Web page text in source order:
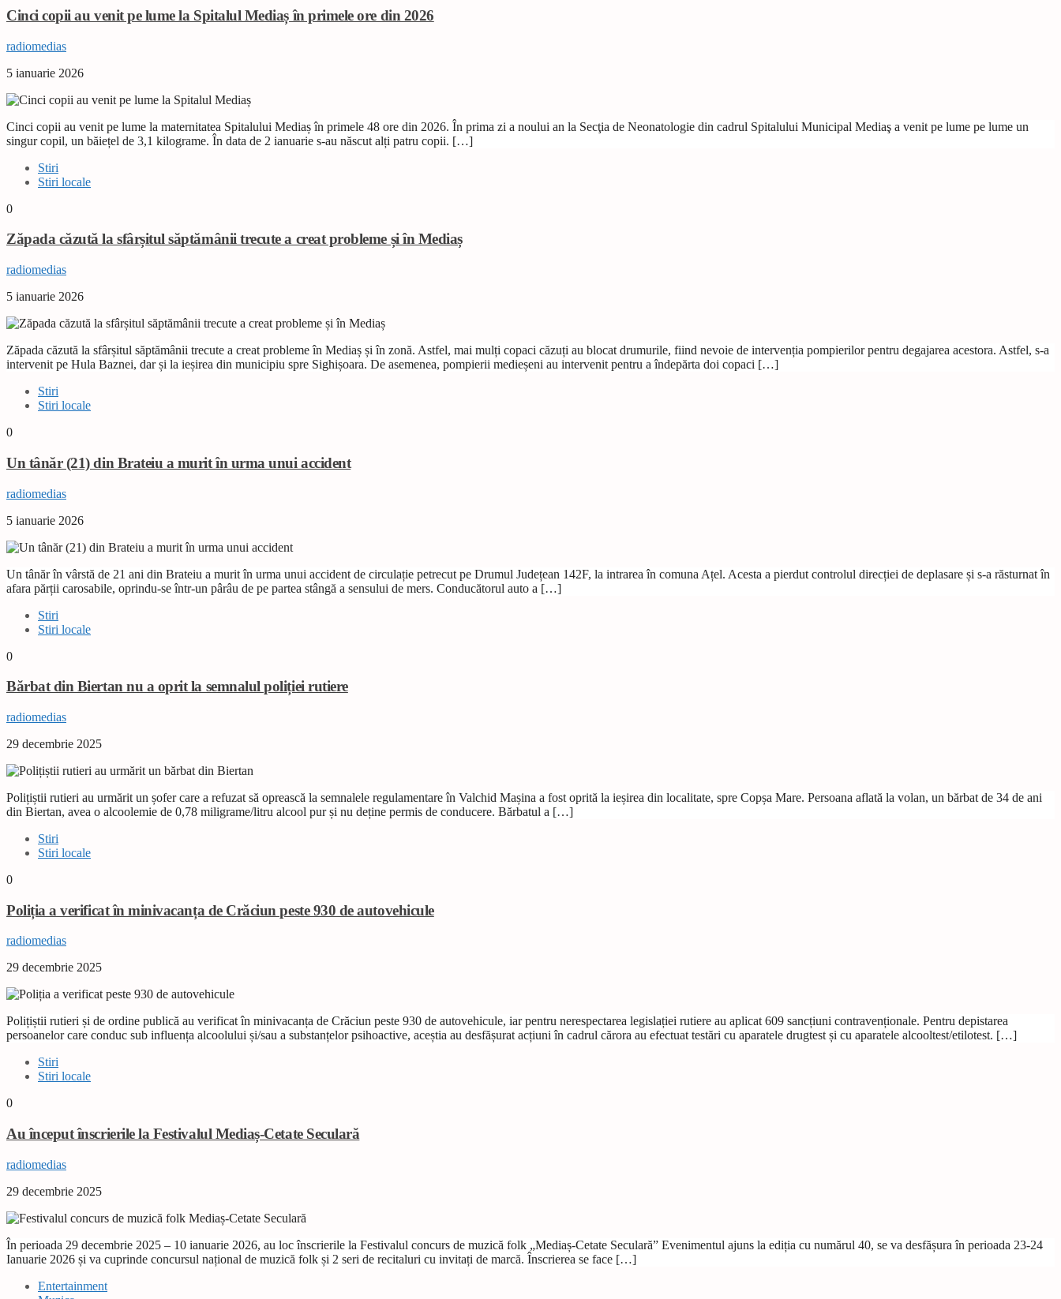
Cinci copii au venit pe lume la Spitalul Mediaș în primele ore din 2026
radiomedias
5 ianuarie 2026
Cinci copii au venit pe lume la maternitatea Spitalului Mediaș în primele 48 ore din 2026. În prima zi a noului an la Secţia de Neonatologie din cadrul Spitalului Municipal Mediaş a venit pe lume pe lume un
singur copil, un băiețel de 3,1 kilograme. În data de 2 ianuarie s-au născut alți patru copii. […]
Stiri
Stiri locale
0
Zăpada căzută la sfârșitul săptămânii trecute a creat probleme și în Mediaș
radiomedias
5 ianuarie 2026
Zăpada căzută la sfârșitul săptămânii trecute a creat probleme în Mediaș și în zonă. Astfel, mai mulți copaci căzuți au blocat drumurile, fiind nevoie de intervenția pompierilor pentru degajarea acestora. Astfel, s-a
intervenit pe Hula Baznei, dar și la ieșirea din municipiu spre Sighișoara. De asemenea, pompierii medieșeni au intervenit pentru a îndepărta doi copaci […]
Stiri
Stiri locale
0
Un tânăr (21) din Brateiu a murit în urma unui accident
radiomedias
5 ianuarie 2026
Un tânăr în vârstă de 21 ani din Brateiu a murit în urma unui accident de circulație petrecut pe Drumul Județean 142F, la intrarea în comuna Ațel. Acesta a pierdut controlul direcției de deplasare și s-a răsturnat în
afara părții carosabile, oprindu-se într-un pârâu de pe partea stângă a sensului de mers. Conducătorul auto a […]
Stiri
Stiri locale
0
Bărbat din Biertan nu a oprit la semnalul poliției rutiere
radiomedias
29 decembrie 2025
Polițiștii rutieri au urmărit un șofer care a refuzat să oprească la semnalele regulamentare în Valchid Mașina a fost oprită la ieșirea din localitate, spre Copșa Mare. Persoana aflată la volan, un bărbat de 34 de ani
din Biertan, avea o alcoolemie de 0,78 miligrame/litru alcool pur și nu deține permis de conducere. Bărbatul a […]
Stiri
Stiri locale
0
Poliția a verificat în minivacanța de Crăciun peste 930 de autovehicule
radiomedias
29 decembrie 2025
Polițiștii rutieri și de ordine publică au verificat în minivacanța de Crăciun peste 930 de autovehicule, iar pentru nerespectarea legislației rutiere au aplicat 609 sancțiuni contravenționale. Pentru depistarea
persoanelor care conduc sub influența alcoolului și/sau a substanțelor psihoactive, aceștia au desfășurat acțiuni în cadrul cărora au efectuat testări cu aparatele drugtest și cu aparatele alcooltest/etilotest. […]
Stiri
Stiri locale
0
Au început înscrierile la Festivalul Mediaș-Cetate Seculară
radiomedias
29 decembrie 2025
În perioada 29 decembrie 2025 – 10 ianuarie 2026, au loc înscrierile la Festivalul concurs de muzică folk „Mediaș-Cetate Seculară” Evenimentul ajuns la ediția cu numărul 40, se va desfășura în perioada 23-24
Ianuarie 2026 și va cuprinde concursul național de muzică folk și 2 seri de recitaluri cu invitați de marcă. Înscrierea se face […]
Entertainment